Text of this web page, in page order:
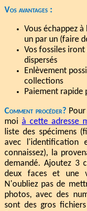
Vos avantages :
Vous échappez
un par un (faire
Vos fossiles
dispersés
Enlèvement
collections
Paiement rapide
Comment procéder?
moi à cette adresse
liste des spécimens
avec l'identification
connaissez), la
demandé. Ajoutez 3
deux faces et une
N'oubliez pas de
photos, avec des
sont des gros